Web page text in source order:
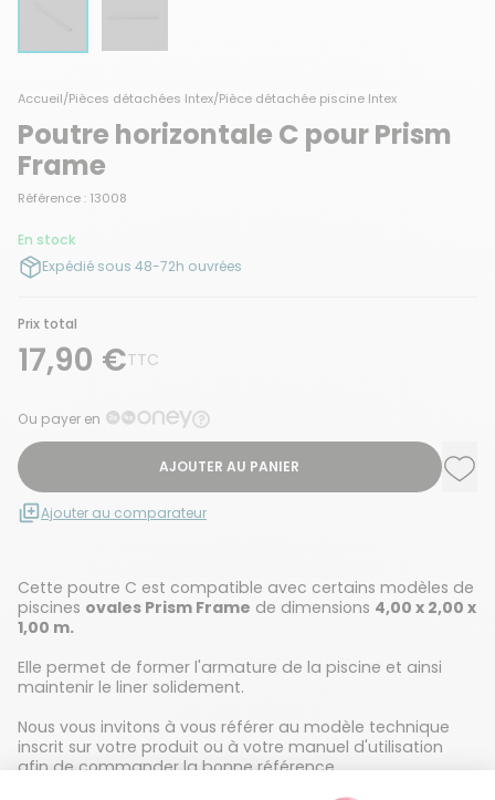
Accueil/Pièces détachées Intex/Pièce détachée piscine Intex
Poutre horizontale C pour Prism
Frame
Référence : 13008
En stock
Expédié sous 48-72h ouvrées
Prix total
17,90 €TTC
Ou payer en
AJOUTER AU PANIER
Ajouter au comparateur
Cette poutre C est compatible avec certains modèles de
piscines ovales Prism Frame de dimensions 4,00 x 2,00 x
1,00 m.
Elle permet de former l'armature de la piscine et ainsi
maintenir le liner solidement.
Nous vous invitons à vous référer au modèle technique
inscrit sur votre produit ou à votre manuel d'utilisation
afin de commander la bonne référence.